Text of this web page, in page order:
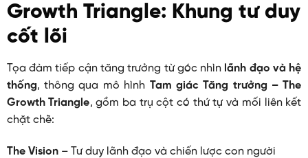
Growth Triangle: Khung tư duy
cốt lõi
Tọa đàm tiếp cận tăng trưởng từ góc nhìn lãnh đạo và hệ
thống, thông qua mô hình Tam giác Tăng trưởng – The
Growth Triangle, gồm ba trụ cột có thứ tự và mối liên kết
chặt chẽ:
The Vision– Tư duy lãnh đạo và chiến lược con người